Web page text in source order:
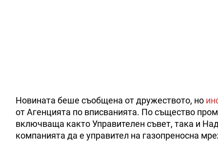
Новината беше съобщена от дружеството, но
от Агенцията по вписванията. По същество
включваща както Управителен съвет, така и
компанията да е управител на газопреносна